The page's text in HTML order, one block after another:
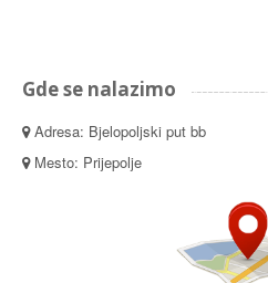
Gde se nalazimo
Adresa: Bjelopoljski put bb
Mesto: Prijepolje